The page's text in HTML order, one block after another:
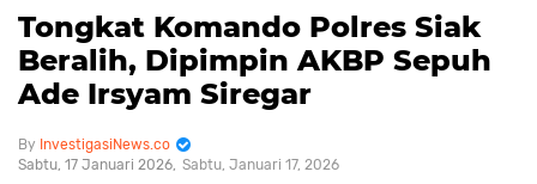
Tongkat Komando Polres Siak
Beralih, Dipimpin AKBP Sepuh
Ade Irsyam Siregar
InvestigasiNews.co
Sabtu, 17 Januari 2026 Sabtu, Januari 17, 2026